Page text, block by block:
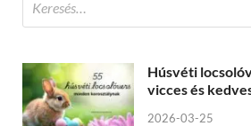
Húsvéti
vicces és
2026-03-25